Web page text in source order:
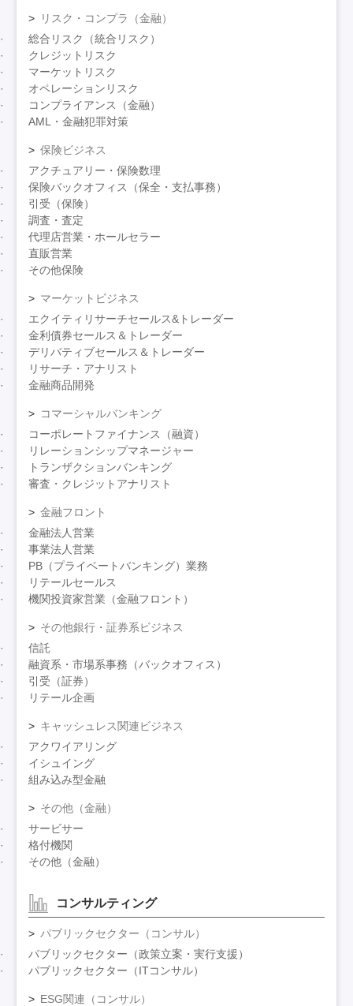
リスク・コンプラ（金融）
総合リスク（統合リスク）
クレジットリスク
マーケットリスク
オペレーションリスク
コンプライアンス（金融）
AML・金融犯罪対策
保険ビジネス
アクチュアリー・保険数理
保険バックオフィス（保全・支払事務）
引受（保険）
調査・査定
代理店営業・ホールセラー
直販営業
その他保険
マーケットビジネス
エクイティリサーチセールス&トレーダー
金利債券セールス＆トレーダー
デリバティブセールス＆トレーダー
リサーチ・アナリスト
金融商品開発
コマーシャルバンキング
コーポレートファイナンス（融資）
リレーションシップマネージャー
トランザクションバンキング
審査・クレジットアナリスト
金融フロント
金融法人営業
事業法人営業
PB（プライベートバンキング）業務
リテールセールス
機関投資家営業（金融フロント）
その他銀行・証券系ビジネス
信託
融資系・市場系事務（バックオフィス）
引受（証券）
リテール企画
キャッシュレス関連ビジネス
アクワイアリング
イシュイング
組み込み型金融
その他（金融）
サービサー
格付機関
その他（金融）
コンサルティング
パブリックセクター（コンサル）
パブリックセクター（政策立案・実行支援）
パブリックセクター（ITコンサル）
ESG関連（コンサル）